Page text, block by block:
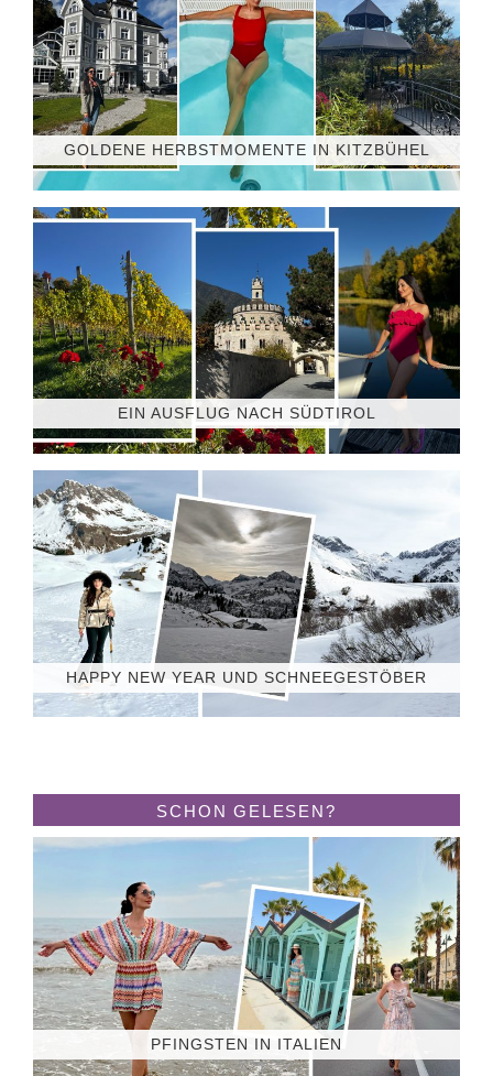
GOLDENE HERBSTMOMENTE IN KITZBÜHEL
EIN AUSFLUG NACH SÜDTIROL
HAPPY NEW YEAR UND SCHNEEGESTÖBER
SCHON GELESEN?
PFINGSTEN IN ITALIEN